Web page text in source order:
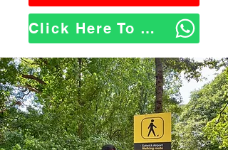
Click Here To WhatsApp Us